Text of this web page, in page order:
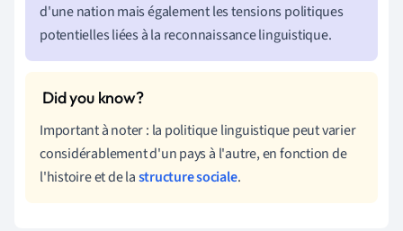
d'une nation mais également les tensions politiques
potentielles liées à la reconnaissance linguistique.
Important à noter : la politique linguistique peut varier
considérablement d'un pays à l'autre, en fonction de
l'histoire et de lastructure sociale.